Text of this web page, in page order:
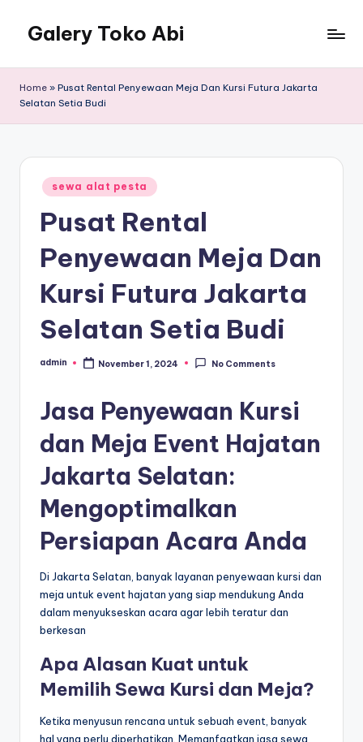
Galery Toko Abi
Home » Pusat Rental Penyewaan Meja Dan Kursi Futura Jakarta
Selatan Setia Budi
Posted
in
sewa alat pesta
Pusat Rental
Penyewaan Meja Dan
Kursi Futura Jakarta
Selatan Setia Budi
Posted
admin November 1, 2024 No Comments
Jasa Penyewaan Kursi
dan Meja Event Hajatan
Jakarta Selatan:
Mengoptimalkan
Persiapan Acara Anda
Di Jakarta Selatan, banyak layanan penyewaan kursi dan
meja untuk event hajatan yang siap mendukung Anda
dalam menyukseskan acara agar lebih teratur dan
berkesan
Apa Alasan Kuat untuk
Memilih Sewa Kursi dan Meja?
Ketika menyusun rencana untuk sebuah event, banyak
hal yang perlu diperhatikan. Memanfaatkan jasa sewa